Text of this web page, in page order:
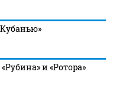
и «Ротора»